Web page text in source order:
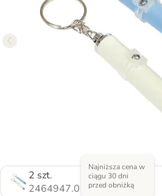
2 szt.
2464947.0
Najniższa cena w
ciągu 30 dni
przed obniżką